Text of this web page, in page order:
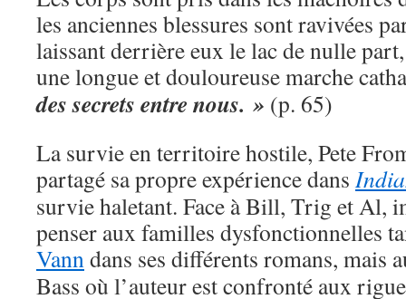
les anciennes blessures sont ravivées
laissant derrière eux le lac de nulle
une longue et douloureuse marche
des secrets entre nous. » (p. 65)
La survie en territoire hostile, Pete
partagé sa propre expérience dans
survie haletant. Face à Bill, Trig et Al,
penser aux familles dysfonctionnelles
Vanndans ses différents romans, mais
Bass où l’auteur est confronté aux